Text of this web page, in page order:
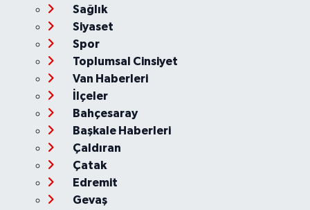
Sağlık
Siyaset
Spor
Toplumsal Cinsiyet
Van Haberleri
İlçeler
Bahçesaray
Başkale Haberleri
Çaldıran
Çatak
Edremit
Gevaş